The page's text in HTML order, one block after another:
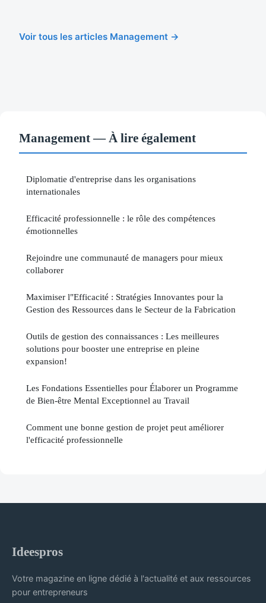
Voir tous les articles Management →
Management — À lire également
Diplomatie d'entreprise dans les organisations
internationales
Efficacité professionnelle : le rôle des compétences
émotionnelles
Rejoindre une communauté de managers pour mieux
collaborer
Maximiser l"Efficacité : Stratégies Innovantes pour la
Gestion des Ressources dans le Secteur de la Fabrication
Outils de gestion des connaissances : Les meilleures
solutions pour booster une entreprise en pleine
expansion!
Les Fondations Essentielles pour Élaborer un Programme
de Bien-être Mental Exceptionnel au Travail
Comment une bonne gestion de projet peut améliorer
l'efficacité professionnelle
Ideespros
Votre magazine en ligne dédié à l'actualité et aux ressources
pour entrepreneurs